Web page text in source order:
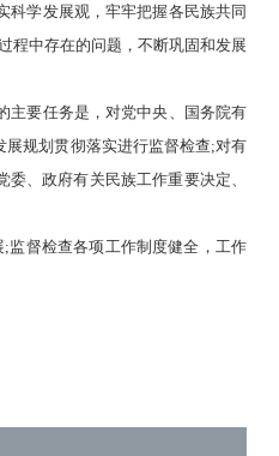
学发展观，牢牢把握各民族共同
程中存在的问题，不断巩固和发展
要任务是，对党中央、国务院有
规划贯彻落实进行监督检查;对有
、政府有关民族工作重要决定、
督检查各项工作制度健全，工作